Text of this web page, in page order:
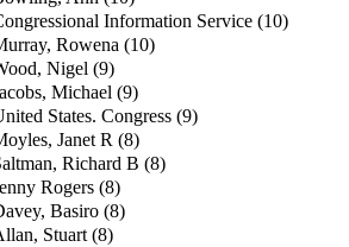
Information Service (10)
Rowena (10)
Nigel (9)
Michael (9)
States. Congress (9)
Janet R (8)
Richard B (8)
Rogers (8)
Basiro (8)
Stuart (8)